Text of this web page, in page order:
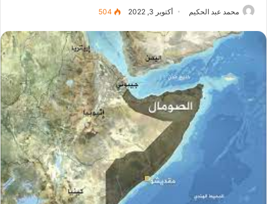
محمد عبد الحكيم أكتوبر 3, 2022 504